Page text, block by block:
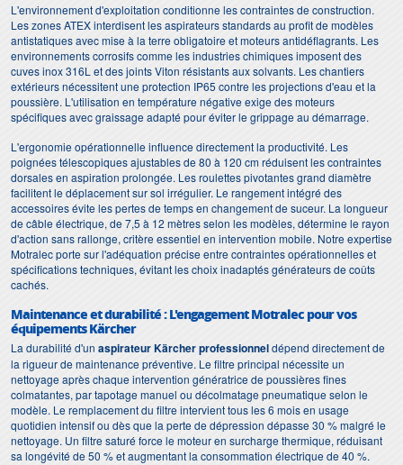
L'environnement d'exploitation conditionne les contraintes de construction.
Les zones ATEX interdisent les aspirateurs standards au profit de modèles
antistatiques avec mise à la terre obligatoire et moteurs antidéflagrants. Les
environnements corrosifs comme les industries chimiques imposent des
cuves inox 316L et des joints Viton résistants aux solvants. Les chantiers
extérieurs nécessitent une protection IP65 contre les projections d'eau et la
poussière. L'utilisation en température négative exige des moteurs
spécifiques avec graissage adapté pour éviter le grippage au démarrage.
L'ergonomie opérationnelle influence directement la productivité. Les
poignées télescopiques ajustables de 80 à 120 cm réduisent les contraintes
dorsales en aspiration prolongée. Les roulettes pivotantes grand diamètre
facilitent le déplacement sur sol irrégulier. Le rangement intégré des
accessoires évite les pertes de temps en changement de suceur. La longueur
de câble électrique, de 7,5 à 12 mètres selon les modèles, détermine le rayon
d'action sans rallonge, critère essentiel en intervention mobile. Notre expertise
Motralec porte sur l'adéquation précise entre contraintes opérationnelles et
spécifications techniques, évitant les choix inadaptés générateurs de coûts
cachés.
Maintenance et durabilité : L'engagement Motralec pour vos
équipements Kärcher
La durabilité d'un aspirateur Kärcher professionneldépend directement de
la rigueur de maintenance préventive. Le filtre principal nécessite un
nettoyage après chaque intervention génératrice de poussières fines
colmatantes, par tapotage manuel ou décolmatage pneumatique selon le
modèle. Le remplacement du filtre intervient tous les 6 mois en usage
quotidien intensif ou dès que la perte de dépression dépasse 30 % malgré le
nettoyage. Un filtre saturé force le moteur en surcharge thermique, réduisant
sa longévité de 50 % et augmentant la consommation électrique de 40 %.